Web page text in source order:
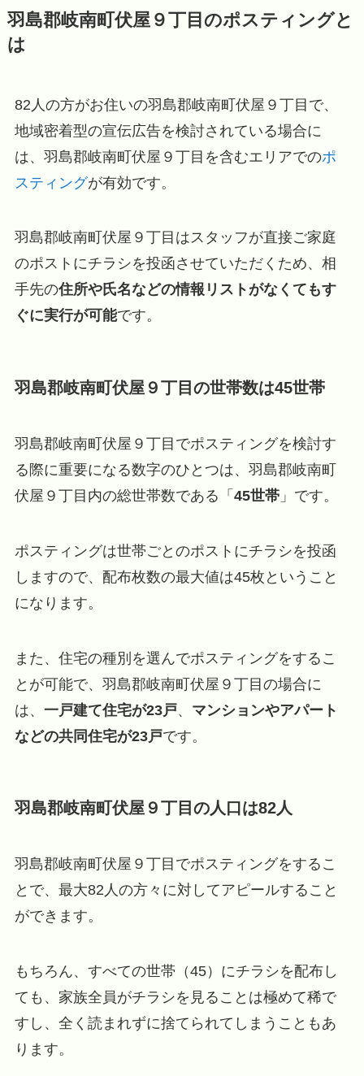
羽島郡岐南町伏屋９丁目のポスティングと
は
82人の方がお住いの羽島郡岐南町伏屋９丁目で、
地域密着型の宣伝広告を検討されている場合に
は、羽島郡岐南町伏屋９丁目を含むエリアでのポ
スティングが有効です。
羽島郡岐南町伏屋９丁目はスタッフが直接ご家庭
のポストにチラシを投函させていただくため、相
手先の住所や氏名などの情報リストがなくてもす
ぐに実行が可能です。
羽島郡岐南町伏屋９丁目の世帯数は45世帯
羽島郡岐南町伏屋９丁目でポスティングを検討す
る際に重要になる数字のひとつは、羽島郡岐南町
伏屋９丁目内の総世帯数である「 45世帯」です。
ポスティングは世帯ごとのポストにチラシを投函
しますので、配布枚数の最大値は45枚ということ
になります。
また、住宅の種別を選んでポスティングをするこ
とが可能で、羽島郡岐南町伏屋９丁目の場合に
は、 一戸建て住宅が23戸、 マンションやアパート
などの共同住宅が23戸です。
羽島郡岐南町伏屋９丁目の人口は82人
羽島郡岐南町伏屋９丁目でポスティングをするこ
とで、最大82人の方々に対してアピールすること
ができます。
もちろん、すべての世帯（45）にチラシを配布し
ても、家族全員がチラシを見ることは極めて稀で
すし、全く読まれずに捨てられてしまうこともあ
ります。